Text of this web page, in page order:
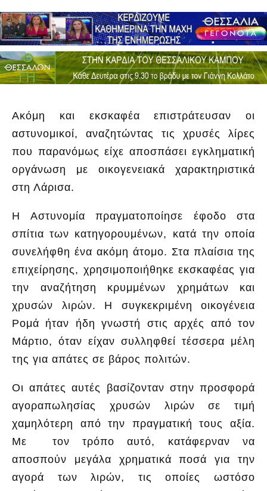
Ακόμη και εκσκαφέα επιστράτευσαν οι
αστυνομικοί, αναζητώντας τις χρυσές λίρες
που παρανόμως είχε αποσπάσει εγκληματική
οργάνωση με οικογενειακά χαρακτηριστικά
στη Λάρισα.
Η Αστυνομία πραγματοποίησε έφοδο στα
σπίτια των κατηγορουμένων, κατά την οποία
συνελήφθη ένα ακόμη άτομο. Στα πλαίσια της
επιχείρησης, χρησιμοποιήθηκε εκσκαφέας για
την αναζήτηση κρυμμένων χρημάτων και
χρυσών λιρών. Η συγκεκριμένη οικογένεια
Ρομά ήταν ήδη γνωστή στις αρχές από τον
Μάρτιο, όταν είχαν συλληφθεί τέσσερα μέλη
της για απάτες σε βάρος πολιτών.
Οι απάτες αυτές βασίζονταν στην προσφορά
αγοραπωλησίας χρυσών λιρών σε τιμή
χαμηλότερη από την πραγματική τους αξία.
Με τον τρόπο αυτό, κατάφερναν να
αποσπούν μεγάλα χρηματικά ποσά για την
αγορά των λιρών, τις οποίες ωστόσο